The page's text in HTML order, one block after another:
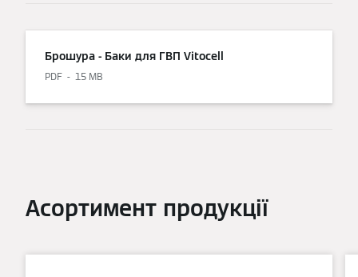
Брошура - Баки для ГВП Vitocell
PDF 15 MB
Асортимент продукції